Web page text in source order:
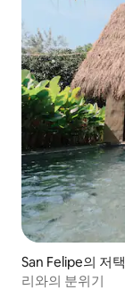
San Felipe의 저택
리와의 분위기